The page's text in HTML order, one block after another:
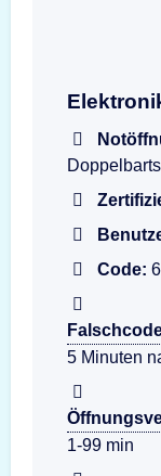
Code:
5 Minuten
1-99 min